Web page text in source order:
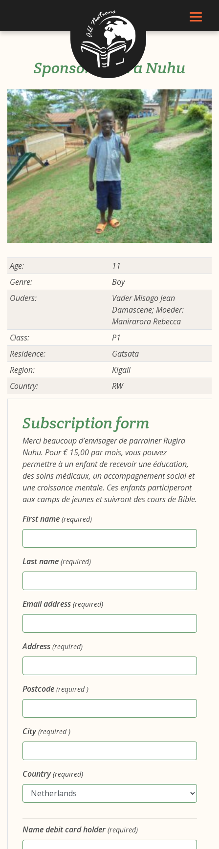
Sponsor Rugira Nuhu
Age:
11
Genre:
Boy
Ouders:
Vader Misago Jean
Damascene; Moeder:
Manirarora Rebecca
Class:
P1
Residence:
Gatsata
Region:
Kigali
Country:
RW
Subscription form
Merci beaucoup d’envisager de parrainer Rugira
Nuhu. Pour € 15,00 par mois, vous pouvez
permettre à un enfant de recevoir une éducation,
des soins médicaux, un accompagnement social et
une croissance mentale. Ces enfants participeront
aux camps de jeunes et suivront des cours de Bible.
First name (required)
Last name (required)
Email address (required)
Address (required)
Postcode (required )
City (required )
Country(required)
Name debit card holder (required)